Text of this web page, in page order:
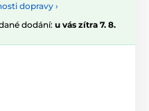
dopravy ›
dodání: u vás zítra 7. 8.